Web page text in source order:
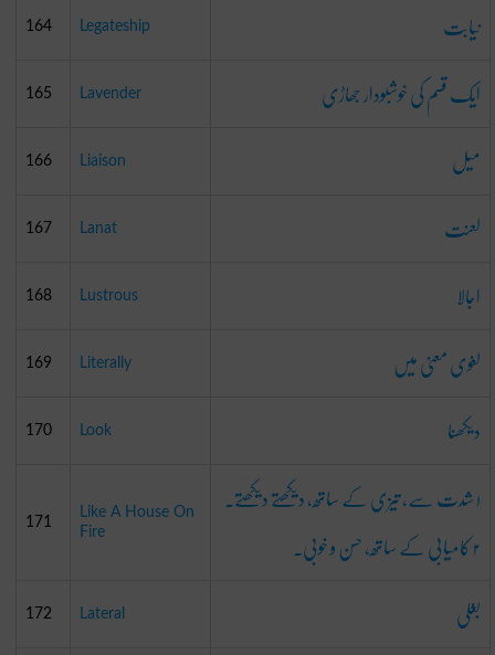
164 Legateship نیابت
165 Lavender ایک قسم کی خوشبودار جھاڑی
166 Liaison میل
167 Lanat لعنت
168 Lustrous اجالا
169 Literally لغوی معنی میں
170 Look دیکھنا
171
Like A House On
Fire
۱ شدت سے، تیزی کے ساتھ، دیکھتے دیکھتے۔
۲ کامیابی کے ساتھ، حسن و خوبی۔
172 Lateral بغلی